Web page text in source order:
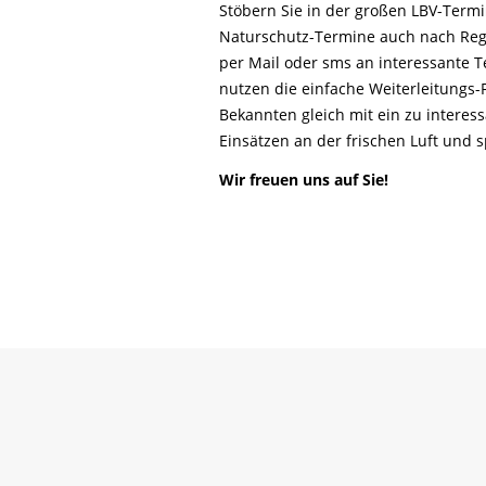
bestellen
Life-Natur-Projekte
Auffangstation
International
Stöbern Sie in der großen LBV-
Naturschutz-Termine auch nach
per Mail oder sms an interessante
nutzen die einfache
Bekannten gleich mit ein zu
Einsätzen an der frischen Luft und
Wir freuen uns auf Sie!